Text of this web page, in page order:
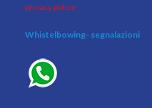
privacy policy
Whistelbowing- segnalazioni